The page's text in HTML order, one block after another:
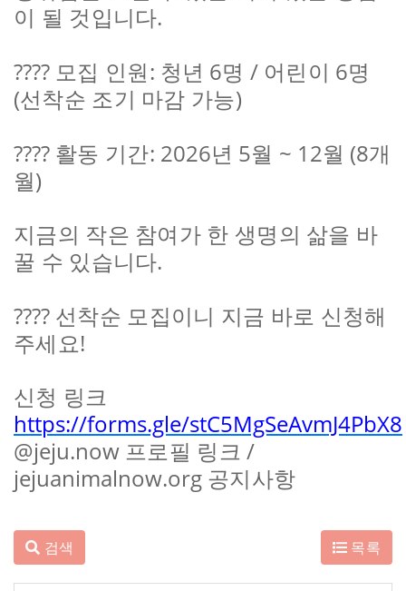
이 될 것입니다.
???? 모집 인원 : 청년 6명/ 어린이 6명
(선착순 조기 마감 가능)
???? 활동 기간: 2026년 5월 ~ 12월 (8개
월)
지금의 작은 참여가 한 생명의 삶을 바
꿀 수 있습니다.
???? 선착순 모집이니 지금 바로 신청해
주세요!
신청 링크
https://forms.gle/stC5MgSeAvmJ4PbX8
@jeju.now 프로필 링크/
jejuanimalnow.org 공지사항
검색 목록